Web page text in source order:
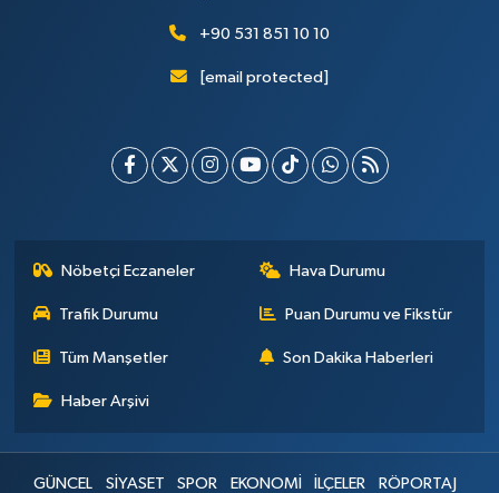
+90 531 851 10 10
[email protected]
Nöbetçi Eczaneler Hava Durumu
Trafik Durumu Puan Durumu ve Fikstür
Tüm Manşetler Son Dakika Haberleri
Haber Arşivi
GÜNCEL SİYASET SPOR EKONOMİ İLÇELER
RÖPORTAJ